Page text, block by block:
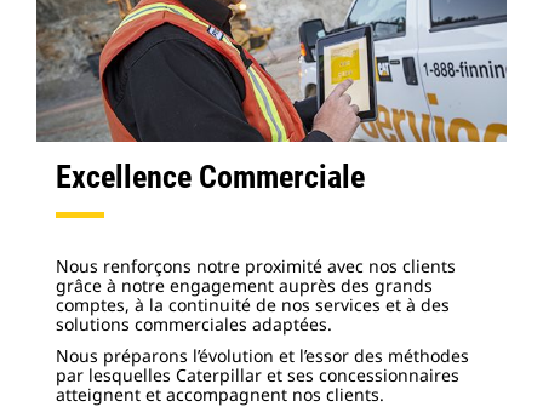
Excellence Commerciale
Nous renforçons notre proximité avec nos clients
grâce à notre engagement auprès des grands
comptes, à la continuité de nos services et à des
solutions commerciales adaptées.
Nous préparons l’évolution et l’essor des méthodes
par lesquelles Caterpillar et ses concessionnaires
atteignent et accompagnent nos clients.